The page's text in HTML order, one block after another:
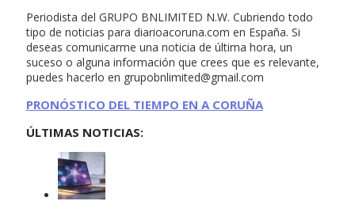
Periodista del GRUPO BNLIMITED N.W. Cubriendo todo
tipo de noticias para diarioacoruna.com en España. Si
deseas comunicarme una noticia de última hora, un
suceso o alguna información que crees que es relevante,
puedes hacerlo en grupobnlimited@gmail.com
PRONÓSTICO DEL TIEMPO EN A CORUÑA
ÚLTIMAS NOTICIAS: